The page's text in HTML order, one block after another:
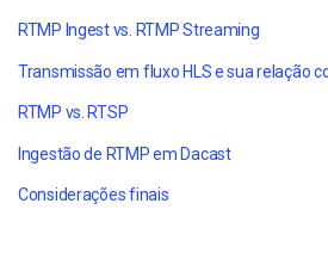
RTMP Ingest vs. RTMP Streaming
Transmissão em fluxo HLS e sua relação
RTMP vs. RTSP
Ingestão de RTMP em Dacast
Considerações finais